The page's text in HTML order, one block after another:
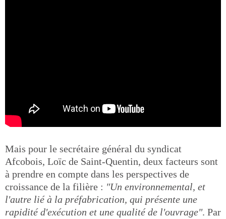
Mais pour le secrétaire général du syndicat
Afcobois, Loïc de Saint-Quentin, deux facteurs sont
à prendre en compte dans les perspectives de
croissance de la filière : "Un environnemental, et
l'autre lié à la préfabrication, qui présente une
rapidité d'exécution et une qualité de l'ouvrage". Par